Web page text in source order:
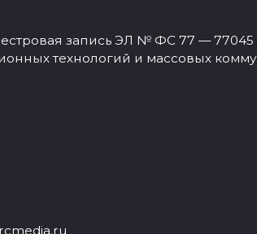
запись ЭЛ № ФС 77 — 77045
технологий и массовых